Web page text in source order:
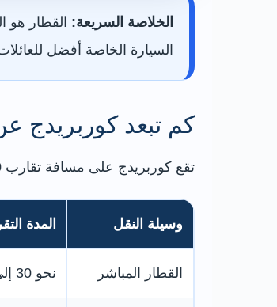
الخلاصة السريعة:
السيارة الخاصة أفضل
كم تبعد كوربريدج
تقع كوربريدج على مسافة تقارب 30 كيلومترًا غرب وسط نيوكاسل. وتختلف مدة الرحلة حسب وسيلة النقل ووقت المغادرة وأعمال الطرق والتوقفات.
وسيلة النقل المدة
القطار المباشر نحو 30 إلى 40 دقيقة